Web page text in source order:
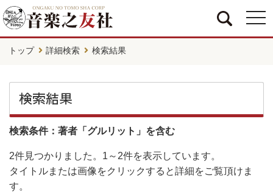
トップ 詳細検索 検索結果
検索結果
検索条件：著者「グルリット」を含む
2件見つかりました。 1～2件を表示しています。
タイトルまたは画像をクリックすると詳細をご覧頂けま
す。